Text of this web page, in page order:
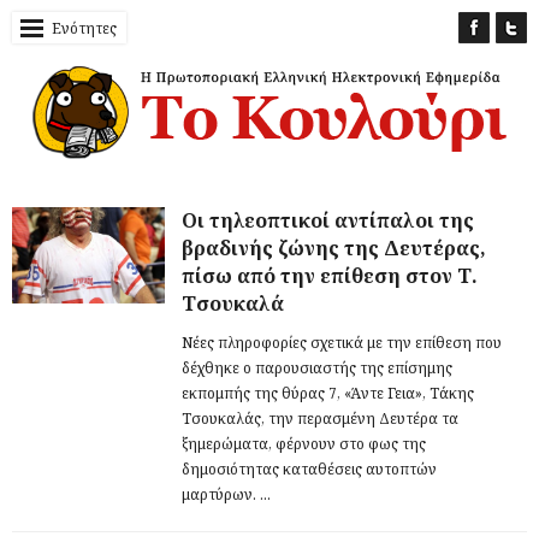
Ενότητες
Οι τηλεοπτικοί αντίπαλοι της
βραδινής ζώνης της Δευτέρας,
πίσω από την επίθεση στον Τ.
Τσουκαλά
Νέες πληροφορίες σχετικά με την επίθεση που
δέχθηκε ο παρουσιαστής της επίσημης
εκπομπής της θύρας 7, «Άντε Γεια», Τάκης
Τσουκαλάς, την περασμένη Δευτέρα τα
ξημερώματα, φέρνουν στο φως της
δημοσιότητας καταθέσεις αυτοπτών
μαρτύρων. ...